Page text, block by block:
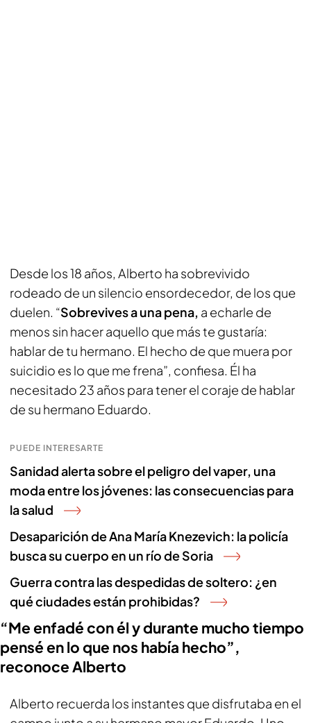
Desde los 18 años, Alberto ha sobrevivido
rodeado de un silencio ensordecedor, de los que
duelen. “Sobrevives a una pena, a echarle de
menos sin hacer aquello que más te gustaría:
hablar de tu hermano. El hecho de que muera por
suicidio es lo que me frena”, confiesa. Él ha
necesitado 23 años para tener el coraje de hablar
de su hermano Eduardo.
PUEDE INTERESARTE
Sanidad alerta sobre el peligro del vaper, una
moda entre los jóvenes: las consecuencias para
la salud
Desaparición de Ana María Knezevich: la policía
busca su cuerpo en un río de Soria
Guerra contra las despedidas de soltero: ¿en
qué ciudades están prohibidas?
“Me enfadé con él y durante mucho tiempo
pensé en lo que nos había hecho”,
reconoce Alberto
Alberto recuerda los instantes que disfrutaba en el